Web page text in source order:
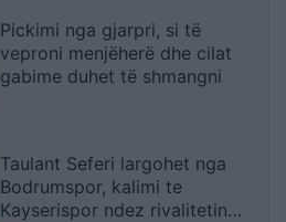
Pickimi nga gjarpri, si të
veproni menjëherë dhe cilat
gabime duhet të shmangni
Taulant Seferi largohet nga
Bodrumspor, kalimi te
Kayserispor ndez rivalitetin